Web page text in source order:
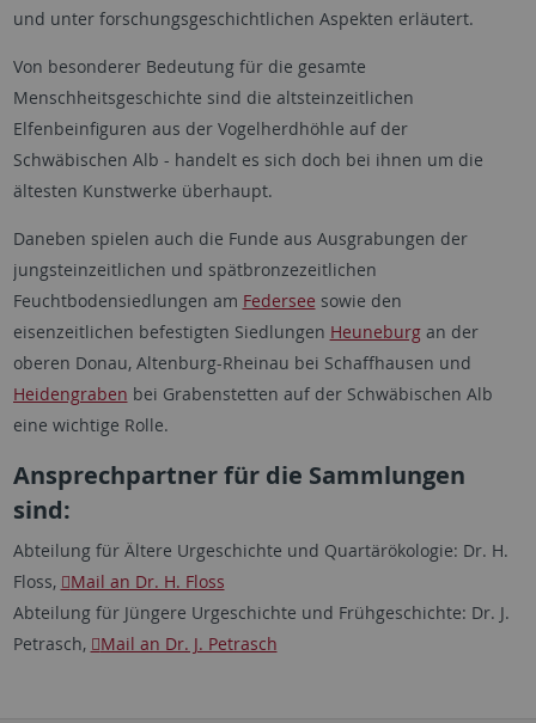
und unter forschungsgeschichtlichen Aspekten erläutert.
Von besonderer Bedeutung für die gesamte
Menschheitsgeschichte sind die altsteinzeitlichen
Elfenbeinfiguren aus der Vogelherdhöhle auf der
Schwäbischen Alb - handelt es sich doch bei ihnen um die
ältesten Kunstwerke überhaupt.
Daneben spielen auch die Funde aus Ausgrabungen der
jungsteinzeitlichen und spätbronzezeitlichen
Feuchtbodensiedlungen am Federsee sowie den
eisenzeitlichen befestigten Siedlungen Heuneburgan der
oberen Donau, Altenburg-Rheinau bei Schaffhausen und
Heidengraben bei Grabenstetten auf der Schwäbischen Alb
eine wichtige Rolle.
Ansprechpartner für die Sammlungen
sind:
Abteilung für Ältere Urgeschichte und Quartärökologie: Dr. H.
Floss,
Mail an Dr. H. Floss
Abteilung für Jüngere Urgeschichte und Frühgeschichte: Dr. J.
Petrasch,
Mail an Dr. J. Petrasch